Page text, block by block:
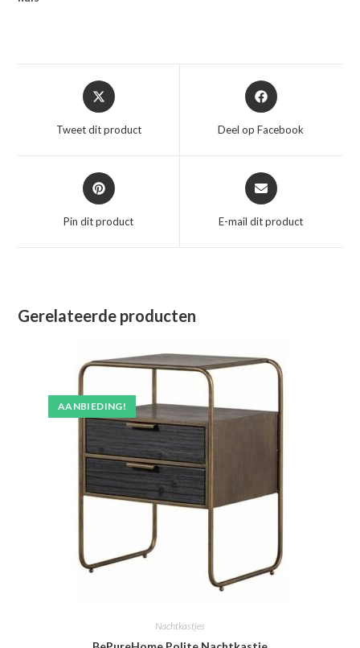
Opent
in
nieuw
Tweet dit product
Opent
in
nieuw
Deel op Facebook
Opent
in
nieuw
Pin dit product
Opent
in
nieuw
E-mail dit product
Gerelateerde producten
AANBIEDING!
Nachtkastjes